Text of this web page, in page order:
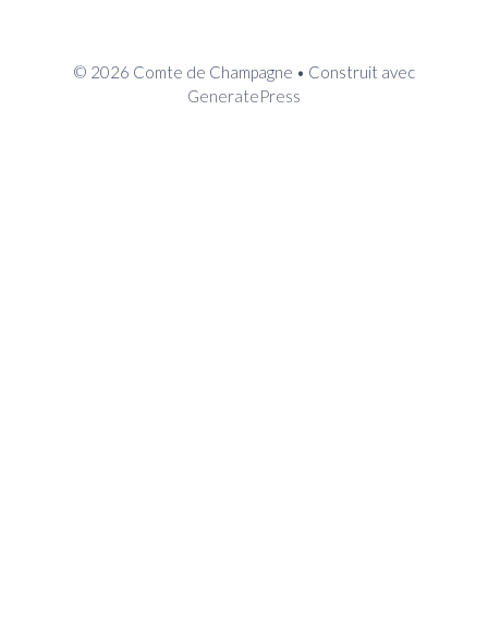
© 2026 Comte de Champagne • Construit avec
GeneratePress